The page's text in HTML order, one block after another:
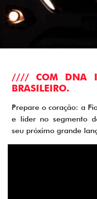
//// COM DNA
BRASILEIRO.
Prepare o coração: a
e líder no segmento
seu próximo grande